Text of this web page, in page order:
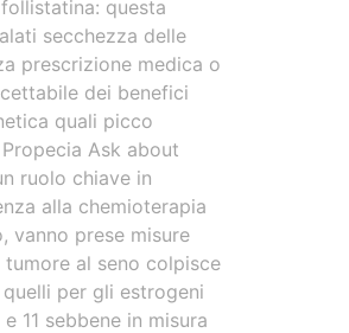
questa
secchezza delle
prescrizione medica o
dei benefici
quali picco
Ask about
ruolo chiave in
alla chemioterapia
vanno prese misure
al seno colpisce
per gli estrogeni
11 sebbene in misura